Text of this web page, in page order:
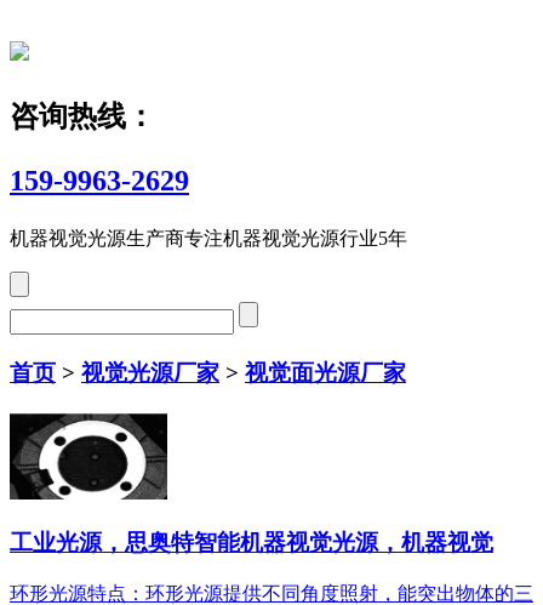
咨询热线：
159-9963-2629
机器视觉光源生产商专注机器视觉光源行业5年
首页 > 视觉光源厂家 > 视觉面光源厂家
工业光源，思奥特智能机器视觉光源，机器视觉
环形光源特点：环形光源提供不同角度照射，能突出物体的三